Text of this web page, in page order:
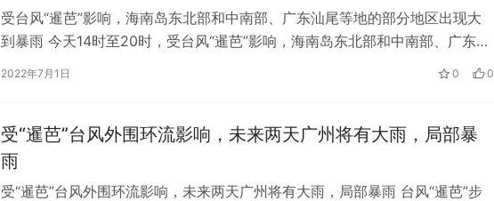
受台风“暹芭”影响，海南岛东北部和中南部、广东汕尾等地的部分地区出现大
到暴雨 今天14时至20时，受台风“暹芭”影响，海南岛东北部和中南部、广东汕
尾等地的部分地区有大到暴雨，海南乐…
2022年7月1日 0 0
受“暹芭”台风外围环流影响，未来两天广州将有大雨，局部暴
雨
受“暹芭”台风外围环流影响，未来两天广州将有大雨，局部暴雨 台风“暹芭”步